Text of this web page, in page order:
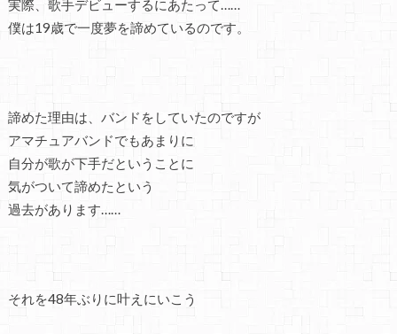
実際、歌手デビューするにあたって……
僕は19歳で一度夢を諦めているのです。
諦めた理由は、バンドをしていたのですが
アマチュアバンドでもあまりに
自分が歌が下手だということに
気がついて諦めたという
過去があります……
それを48年ぶりに叶えにいこう